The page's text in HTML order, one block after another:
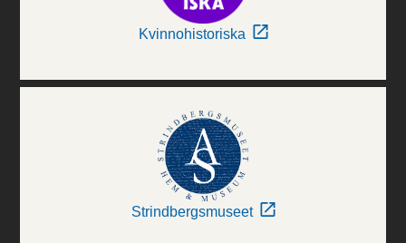
Kvinnohistoriska
Strindbergsmuseet